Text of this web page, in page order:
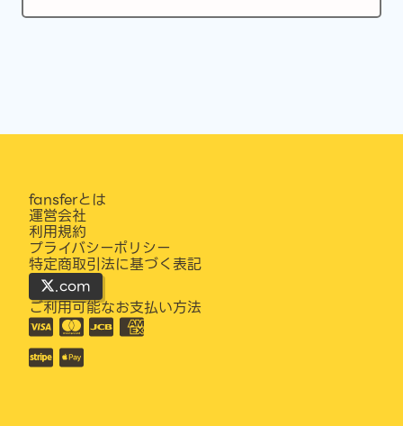
fansferとは
運営会社
利用規約
プライバシーポリシー
特定商取引法に基づく表記
.com
ご利用可能なお支払い方法